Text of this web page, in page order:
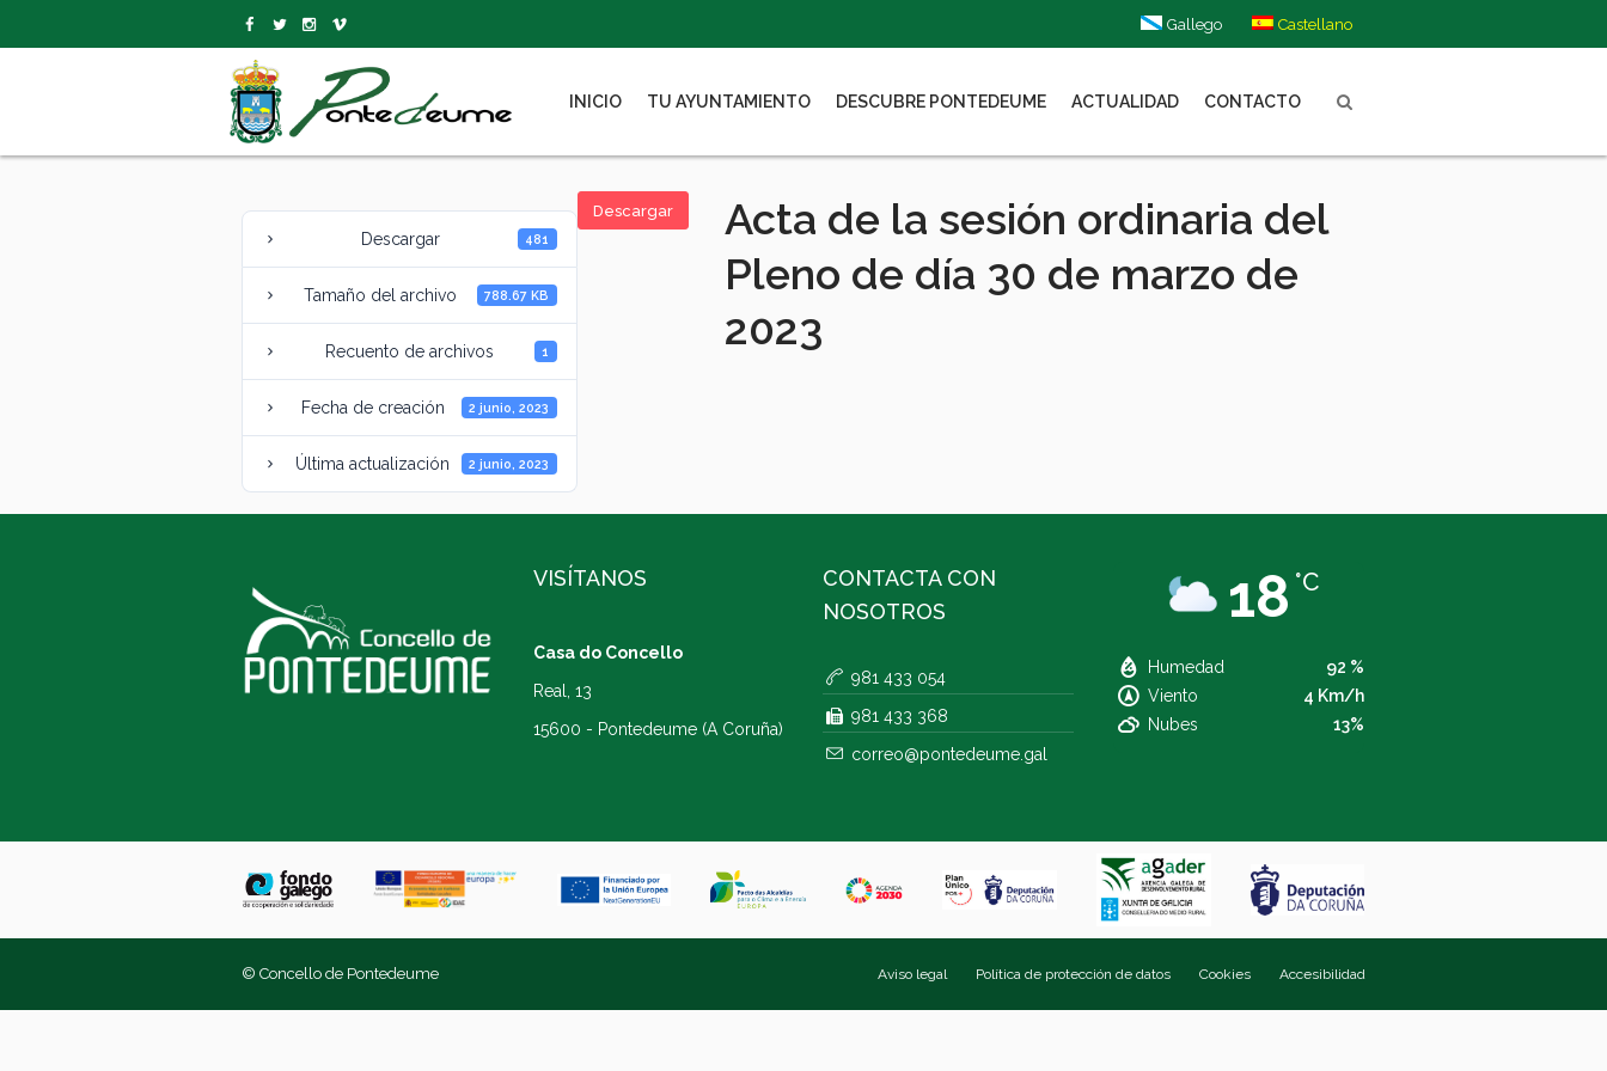
Gallego Castellano
INICIO TU AYUNTAMIENTO DESCUBRE PONTEDEUME ACTUALIDAD CONTACTO
Descargar
Descargar 481
Tamaño del archivo 788.67 KB
Recuento de archivos 1
Fecha de creación 2 junio, 2023
Última actualización 2 junio, 2023
Acta de la sesión ordinaria del
Pleno de día 30 de marzo de
2023
VISÍTANOS
Casa do Concello
Real, 13
15600 - Pontedeume (A Coruña)
CONTACTA CON
NOSOTROS
981 433 054
981 433 368
correo@pontedeume.gal
18 °C
Humedad
92 %
Viento
4 Km/h
Nubes
13%
Aviso legal Política de protección de datos Cookies Accesibilidad
© Concello de Pontedeume